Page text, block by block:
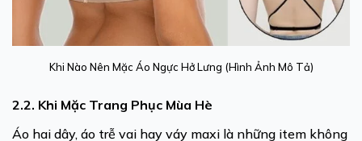
Khi Nào Nên Mặc Áo Ngực Hở Lưng (Hình Ảnh Mô Tả)
2.2. Khi Mặc Trang Phục Mùa Hè
Áo hai dây, áo trễ vai hay váy maxi là những item không